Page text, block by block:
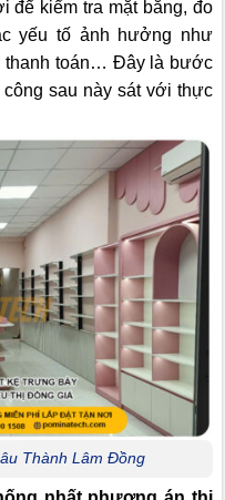
để kiểm tra mặt bằng, đo
yếu tố ảnh hưởng như
thanh toán… Đây là bước
sau này sát với thực
Thành Lâm Đồng